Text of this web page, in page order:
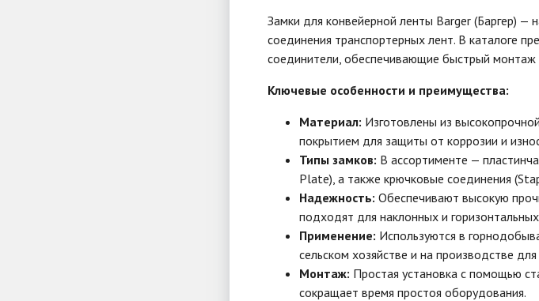
Замки для конвейерной ленты Barger (Баргер) —
соединения транспортерных лент. В каталоге
соединители, обеспечивающие быстрый
Ключевые особенности и преимущества:
Материал: Изготовлены из
покрытием для защиты от коррозии и
Типы замков: В ассортименте —
Plate), а также крючковые соединения
Надежность: Обеспечивают высокую
подходят для наклонных и
Применение: Используются в
сельском хозяйстве и на производстве
Монтаж: Простая установка с помощью
сокращает время простоя оборудования.